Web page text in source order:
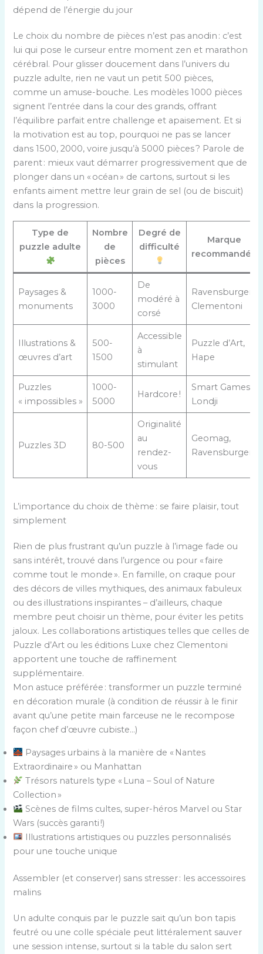
dépend de l’énergie du jour
Le choix du nombre de pièces n’est pas anodin : c’est
lui qui pose le curseur entre moment zen et marathon
cérébral. Pour glisser doucement dans l’univers du
puzzle adulte, rien ne vaut un petit 500 pièces,
comme un amuse-bouche. Les modèles 1000 pièces
signent l’entrée dans la cour des grands, offrant
l’équilibre parfait entre challenge et apaisement. Et si
la motivation est au top, pourquoi ne pas se lancer
dans 1500, 2000, voire jusqu’à 5000 pièces ? Parole de
parent : mieux vaut démarrer progressivement que de
plonger dans un « océan » de cartons, surtout si les
enfants aiment mettre leur grain de sel (ou de biscuit)
dans la progression.
Type de
puzzle adulte
Nombre
de
pièces
Degré de
difficulté
Marque
recommandée
Paysages &
monuments
1000-
3000
De
modéré à
corsé
Ravensburger,
Clementoni
Illustrations &
œuvres d’art
500-
1500
Accessible
à
stimulant
Puzzle d’Art,
Hape
Puzzles
« impossibles »
1000-
5000
Hardcore !
Smart Games,
Londji
Puzzles 3D 80-500
Originalité
au
rendez-
vous
Geomag,
Ravensburger
L’importance du choix de thème : se faire plaisir, tout
simplement
Rien de plus frustrant qu’un puzzle à l’image fade ou
sans intérêt, trouvé dans l’urgence ou pour « faire
comme tout le monde ». En famille, on craque pour
des décors de villes mythiques, des animaux fabuleux
ou des illustrations inspirantes – d’ailleurs, chaque
membre peut choisir un thème, pour éviter les petits
jaloux. Les collaborations artistiques telles que celles de
Puzzle d’Art ou les éditions Luxe chez Clementoni
apportent une touche de raffinement
supplémentaire.
Mon astuce préférée : transformer un puzzle terminé
en décoration murale (à condition de réussir à le finir
avant qu’une petite main farceuse ne le recompose
façon chef d’œuvre cubiste…)
Paysages urbains à la manière de « Nantes
Extraordinaire » ou Manhattan
Trésors naturels type « Luna – Soul of Nature
Collection »
Scènes de films cultes, super-héros Marvel ou Star
Wars (succès garanti !)
Illustrations artistiques ou puzzles personnalisés
pour une touche unique
Assembler (et conserver) sans stresser : les accessoires
malins
Un adulte conquis par le puzzle sait qu’un bon tapis
feutré ou une colle spéciale peut littéralement sauver
une session intense, surtout si la table du salon sert